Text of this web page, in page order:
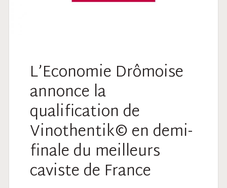
L’Economie Drômoise
annonce la
qualification de
Vinothentik© en demi-
finale du meilleurs
caviste de France